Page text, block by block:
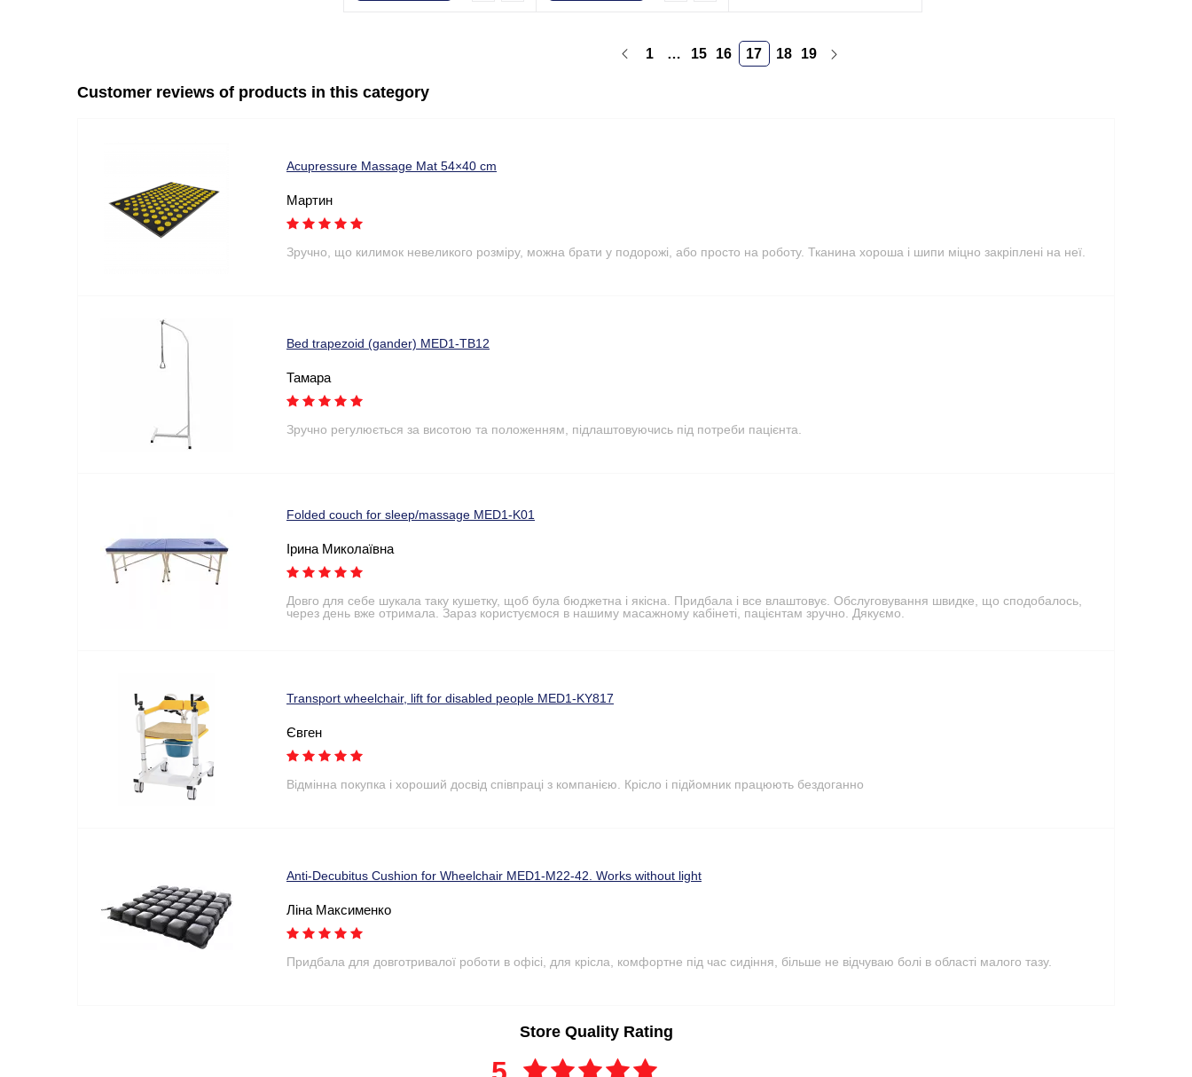
1 … 15 16 17 18 19
Customer reviews of products in this category
Acupressure Massage Mat 54×40 cm
Мартин
Зручно, що килимок невеликого розміру, можна брати у подорожі, або просто на роботу. Тканина хороша і шипи міцно закріплені на неї.
Bed trapezoid (gander) MED1-TB12
Тамара
Зручно регулюється за висотою та положенням, підлаштовуючись під потреби пацієнта.
Folded couch for sleep/massage MED1-K01
Ірина Миколаївна
Довго для себе шукала таку кушетку, щоб була бюджетна і якісна. Придбала і все влаштовує. Обслуговування швидке, що сподобалось,
через день вже отримала. Зараз користуємося в нашиму масажному кабінеті, пацієнтам зручно. Дякуємо.
Transport wheelchair, lift for disabled people MED1-KY817
Євген
Відмінна покупка і хороший досвід співпраці з компанією. Крісло і підйомник працюють бездоганно
Anti-Decubitus Cushion for Wheelchair MED1-M22-42. Works without light
Ліна Максименко
Придбала для довготривалої роботи в офісі, для крісла, комфортне під час сидіння, більше не відчуваю болі в області малого тазу.
Store Quality Rating